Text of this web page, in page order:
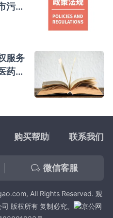
污水
服务
药科
护运
购买帮助 联系我们
微信客服
All Rights Reserved. 观
版权所有 复制必究。
京公网